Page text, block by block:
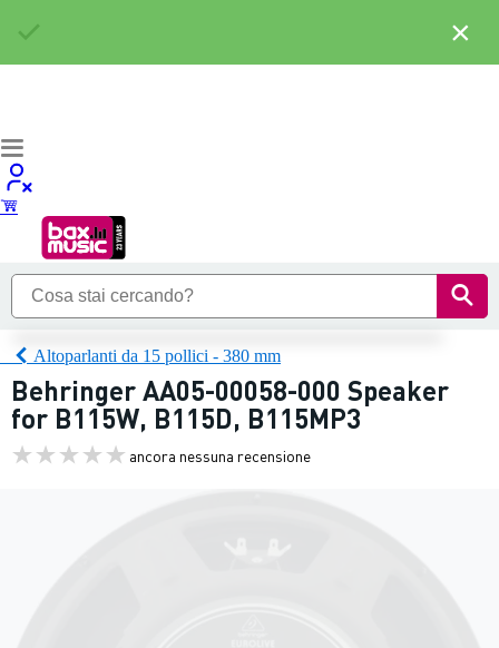
Altoparlanti da 15 pollici - 380 mm
Behringer AA05-00058-000 Speaker
for B115W, B115D, B115MP3
ancora nessuna recensione
×